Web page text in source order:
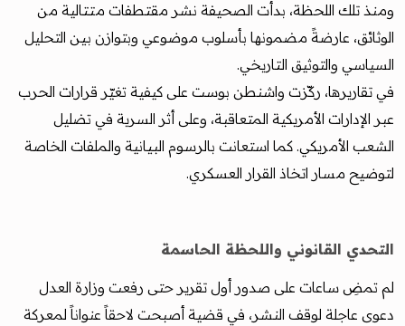
ومنذ تلك اللحظة، بدأت الصحيفة نشر مقتطفات متتالية من
الوثائق، عارضةً مضمونها بأسلوب موضوعي وبتوازن بين التحليل
السياسي والتوثيق التاريخي.
في تقاريرها، ركّزت واشنطن بوست على كيفية تغيّر قرارات الحرب
عبر الإدارات الأمريكية المتعاقبة، وعلى أثر السرية في تضليل
الشعب الأمريكي. كما استعانت بالرسوم البيانية والملفات الخاصة
لتوضيح مسار اتخاذ القرار العسكري.
التحدي القانوني واللحظة الحاسمة
لم تمضِ ساعات على صدور أول تقرير حتى رفعت وزارة العدل
دعوى عاجلة لوقف النشر، في قضية أصبحت لاحقاً عنواناً لمعركة